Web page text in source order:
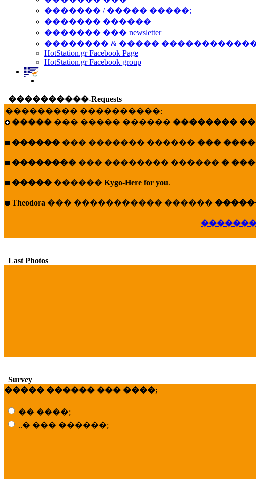
������� / ����� �����;
������� ������
������� ��� newsletter
�������� & �����
HotStation.gr Facebook Page
HotStation.gr Facebook group
����������-Requests
��������� ����������:
����� ��� ����� ������ ��������
������ ��� ������� ������ ���
�������� ��� �������� ������ �
����� ������ Kygo-Here for you.
Theodora ��� ����������� ������
Last Photos
Survey
����� ������ ��� ����;
�� ����;
..� ��� ������;